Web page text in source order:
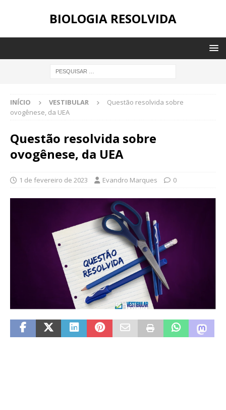
BIOLOGIA RESOLVIDA
INÍCIO VESTIBULAR
Questão resolvida sobre
ovogênese, da UEA
Questão resolvida sobre
ovogênese, da UEA
1 de fevereiro de 2023 Evandro Marques 0